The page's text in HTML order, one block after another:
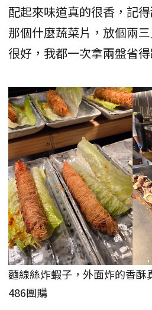
配起來味道真的很香，記
那個什麼蔬菜片，放個兩
很好，我都一次拿兩盤省得
麵線絲炸蝦子，外面炸的香酥
486團購